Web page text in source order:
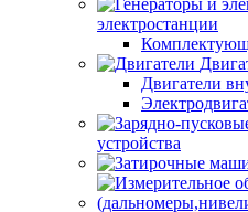
электростанции
Двигатели
устройства